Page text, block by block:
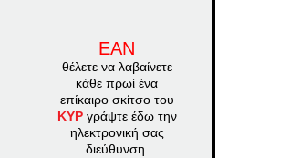
ΕΑΝ
θέλετε να λαβαίνετε
κάθε πρωί ένα
επίκαιρο σκίτσο του
ΚΥΡγράψτε έδω την
ηλεκτρονική σας
διεύθυνση.